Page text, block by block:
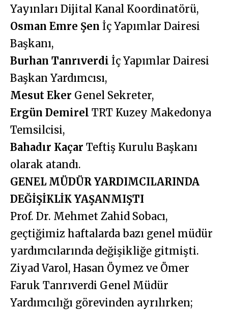
Yayınları Dijital Kanal Koordinatörü,
Osman Emre Şen İç Yapımlar Dairesi
Başkanı,
Burhan Tanrıverdi İç Yapımlar Dairesi
Başkan Yardımcısı,
Mesut Eker Genel Sekreter,
Ergün Demirel TRT Kuzey Makedonya
Temsilcisi,
Bahadır Kaçar Teftiş Kurulu Başkanı
olarak atandı.
GENEL MÜDÜR YARDIMCILARINDA
DEĞİŞİKLİK YAŞANMIŞTI
Prof. Dr. Mehmet Zahid Sobacı,
geçtiğimiz haftalarda bazı genel müdür
yardımcılarında değişikliğe gitmişti.
Ziyad Varol, Hasan Öymez ve Ömer
Faruk Tanrıverdi Genel Müdür
Yardımcılığı görevinden ayrılırken;